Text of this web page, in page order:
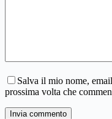
Salva il mio nome,
prossima volta che
Invia commento